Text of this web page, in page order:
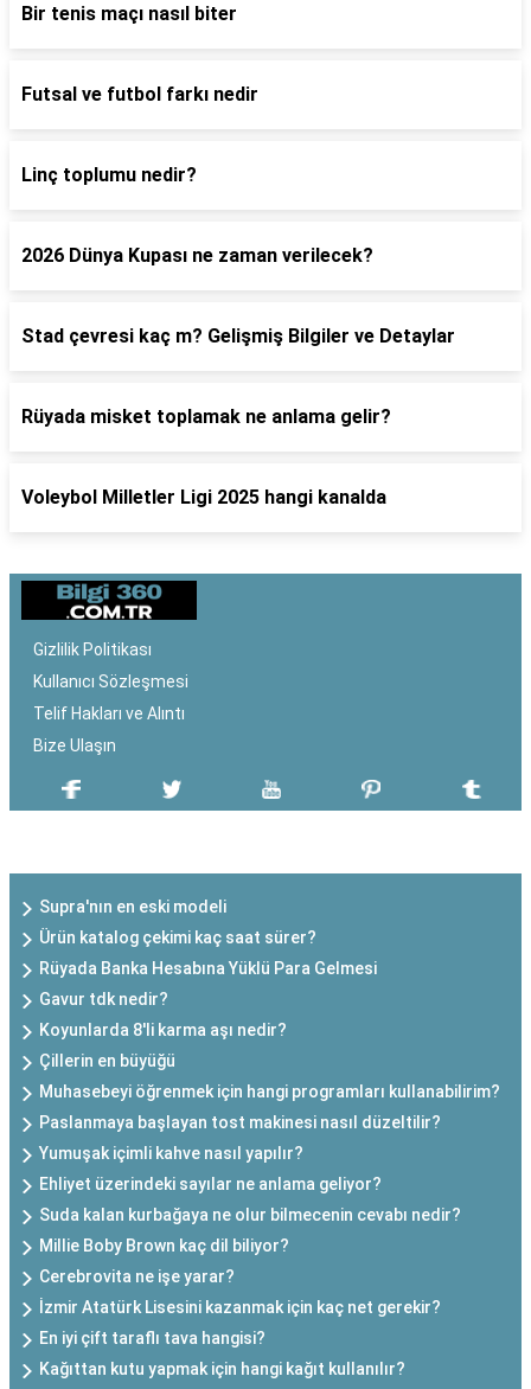
Bir tenis maçı nasıl biter
Futsal ve futbol farkı nedir
Linç toplumu nedir?
2026 Dünya Kupası ne zaman verilecek?
Stad çevresi kaç m? Gelişmiş Bilgiler ve Detaylar
Rüyada misket toplamak ne anlama gelir?
Voleybol Milletler Ligi 2025 hangi kanalda
Gizlilik Politikası
Kullanıcı Sözleşmesi
Telif Hakları ve Alıntı
Bize Ulaşın
Supra'nın en eski modeli
Ürün katalog çekimi kaç saat sürer?
Rüyada Banka Hesabına Yüklü Para Gelmesi
Gavur tdk nedir?
Koyunlarda 8'li karma aşı nedir?
Çillerin en büyüğü
Muhasebeyi öğrenmek için hangi programları kullanabilirim?
Paslanmaya başlayan tost makinesi nasıl düzeltilir?
Yumuşak içimli kahve nasıl yapılır?
Ehliyet üzerindeki sayılar ne anlama geliyor?
Suda kalan kurbağaya ne olur bilmecenin cevabı nedir?
Millie Boby Brown kaç dil biliyor?
Cerebrovita ne işe yarar?
İzmir Atatürk Lisesini kazanmak için kaç net gerekir?
En iyi çift taraflı tava hangisi?
Kağıttan kutu yapmak için hangi kağıt kullanılır?